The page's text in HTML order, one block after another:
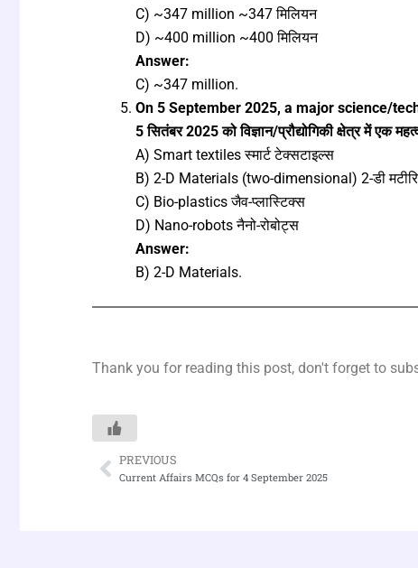
C) ~347 million ~347 मिलियन
D) ~400 million ~400 मिलियन
Answer:
C) ~347 million.
On 5 September 2025, a major science/
5 सितंबर 2025 को विज्ञान/प्रौद्योगिकी क्षेत्र में एक
A) Smart textiles स्मार्ट टेक्सटाइल्स
B) 2-D Materials (two-dimensional) 2-डी
C) Bio-plastics जैव-प्लास्टिक्स
D) Nano-robots नैनो-रोबोट्स
Answer:
B) 2-D Materials.
Thank you for reading this post, don't forget to
Prev
PREVIOUS
Current Affairs MCQs for 4 September 2025